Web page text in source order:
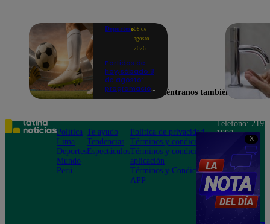
X
Deportes 08 de
agosto
2026
Partidos de
hoy, sábado 8
de agosto:
programaciónEncuéntranos también en
Política
Lima
Deportes
Mundo
Perú
Te ayudo
Tendencias
Espectáculos
Política de privacidad
Términos y condiciones
Términos y condiciones
aplicación
Términos y Condiciones
APP
Teléfono: 219
1000
Felipe 968
Jesús María